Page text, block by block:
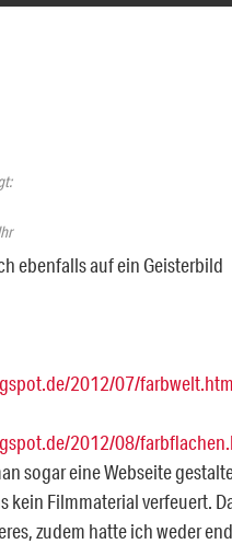
ebenfalls auf ein Geisterbild
2012/07/
2012/08/
sogar eine Webseite
kein Filmmaterial verfeuert.
zudem hatte ich weder